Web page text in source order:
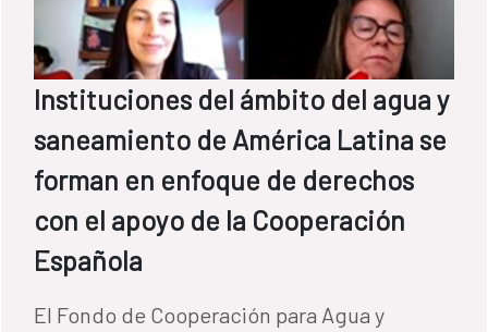
Instituciones del ámbito del agua y
saneamiento de América Latina se
forman en enfoque de derechos
con el apoyo de la Cooperación
Española
El Fondo de Cooperación para Agua y